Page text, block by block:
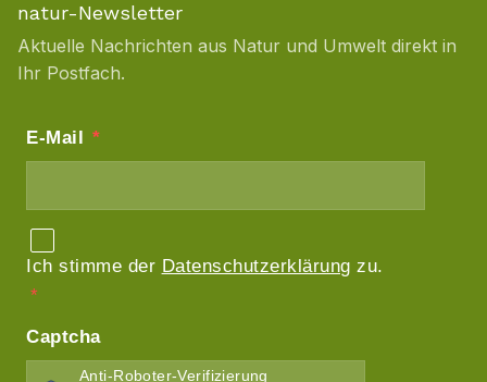
natur-Newsletter
Aktuelle Nachrichten aus Natur und Umwelt direkt in
Ihr Postfach.